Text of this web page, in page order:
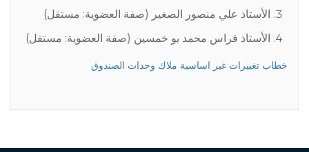
الأستاذ علي منصور الصغير (صفة العضوية: مستقل)
الأستاذ فراس محمد بو خمسين (صفة العضوية: مستقل)
خطاب تغييرات غير اساسية ملاك وحدات الصندوق